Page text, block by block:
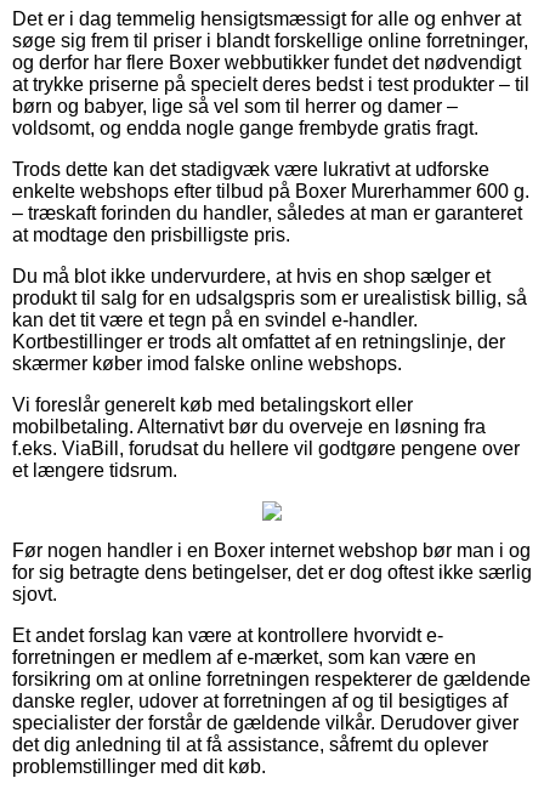
Det er i dag temmelig hensigtsmæssigt for alle og enhver at
søge sig frem til priser i blandt forskellige online forretninger,
og derfor har flere Boxer webbutikker fundet det nødvendigt
at trykke priserne på specielt deres bedst i test produkter – til
børn og babyer, lige så vel som til herrer og damer –
voldsomt, og endda nogle gange frembyde gratis fragt.
Trods dette kan det stadigvæk være lukrativt at udforske
enkelte webshops efter tilbud på Boxer Murerhammer 600 g.
– træskaft forinden du handler, således at man er garanteret
at modtage den prisbilligste pris.
Du må blot ikke undervurdere, at hvis en shop sælger et
produkt til salg for en udsalgspris som er urealistisk billig, så
kan det tit være et tegn på en svindel e-handler.
Kortbestillinger er trods alt omfattet af en retningslinje, der
skærmer køber imod falske online webshops.
Vi foreslår generelt køb med betalingskort eller
mobilbetaling. Alternativt bør du overveje en løsning fra
f.eks. ViaBill, forudsat du hellere vil godtgøre pengene over
et længere tidsrum.
Før nogen handler i en Boxer internet webshop bør man i og
for sig betragte dens betingelser, det er dog oftest ikke særlig
sjovt.
Et andet forslag kan være at kontrollere hvorvidt e-
forretningen er medlem af e-mærket, som kan være en
forsikring om at online forretningen respekterer de gældende
danske regler, udover at forretningen af og til besigtiges af
specialister der forstår de gældende vilkår. Derudover giver
det dig anledning til at få assistance, såfremt du oplever
problemstillinger med dit køb.